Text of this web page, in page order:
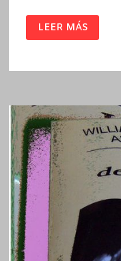
Y
LOS
HIPOPÓTAMOS
EN
WILLIAM
S.
BURROUGHS
Y
JACK
KEROUAC
LEER MÁS